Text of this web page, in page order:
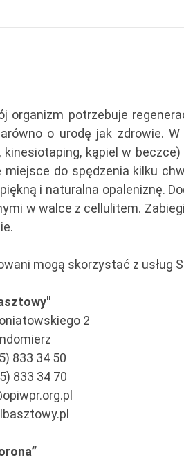
organizm potrzebuje
o urodę jak zdrowie.
kinesiotaping, kąpiel w
miejsce do spędzenia kilku
i naturalna opaleniznę.
w walce z cellulitem.
mogą skorzystać z usług
2
833 34 50
833 34 70